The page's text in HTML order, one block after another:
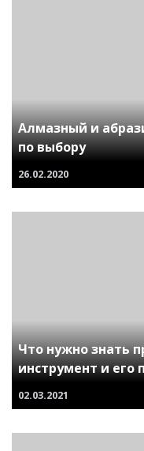
Алмазный и
по выбору
26.02.2020
Что нужно знать
инструмент и его
02.03.2021